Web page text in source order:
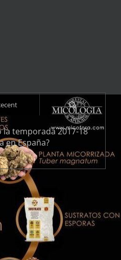
Comments
la temporada 2017-18
en España?